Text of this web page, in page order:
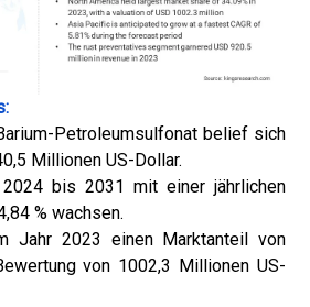
Petroleumsulfonat belief sich
Millionen US-Dollar.
bis 2031 mit einer jährlichen
% wachsen.
Jahr 2023 einen Marktanteil von
von 1002,3 ​​Millionen US-